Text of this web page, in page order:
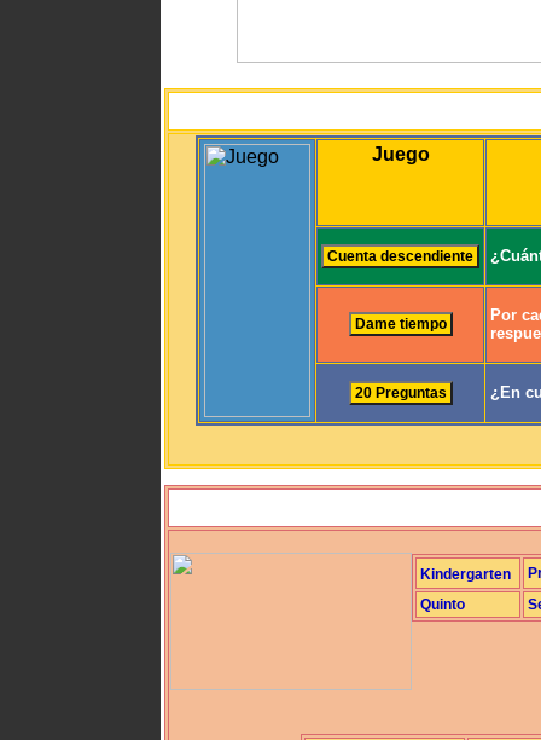
Juego
Por
¿En
Kindergarten
Quinto